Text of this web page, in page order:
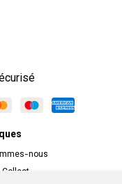
nous
Collect